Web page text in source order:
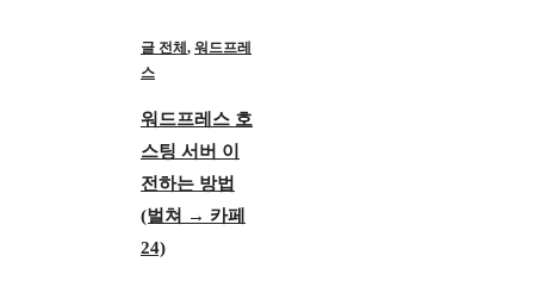
글 전체 , 워드프레
스
워드프레스 호
스팅 서버 이
전하는 방법
(벌쳐 → 카페
24)